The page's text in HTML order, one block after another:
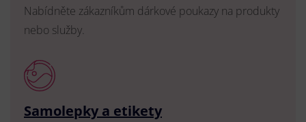
Nabídněte zákazníkům dárkové poukazy na produkty
nebo služby.
Samolepky a etikety